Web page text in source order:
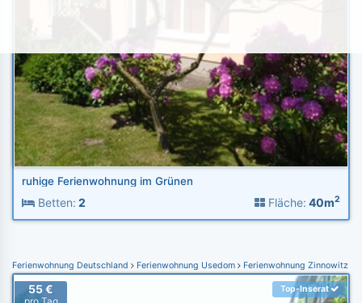
ruhige Ferienwohnung im Grünen
Betten: 2 Fläche: 40m2
Ferienwohnung Deutschland Ferienwohnung Usedom Ferienwohnung Zinnowitz
55 € Top-Inserat